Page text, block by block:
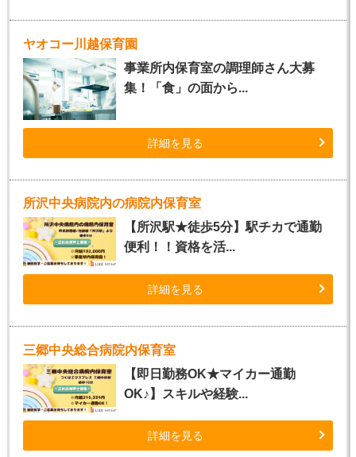
ヤオコー川越保育園
事業所内保育室の調理師さん大募
集！「食」の面から...
詳細を見る
所沢中央病院内の病院内保育室
【所沢駅★徒歩5分】駅チカで通勤
便利！！資格を活...
詳細を見る
三郷中央総合病院内保育室
【即日勤務OK★マイカー通勤
OK♪】スキルや経験...
詳細を見る